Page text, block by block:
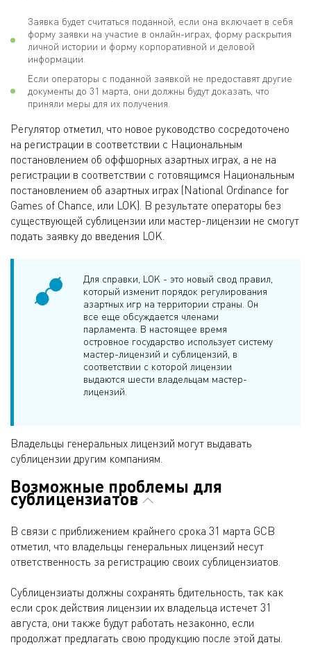
Заявка будет считаться поданной, если она включает в себя
форму заявки на участие в онлайн-играх, форму раскрытия
личной истории и форму корпоративной и деловой
информации.
Если операторы с поданной заявкой не предоставят другие
документы до 31 марта, они должны будут доказать, что
приняли меры для их получения.
Регулятор отметил, что новое руководство сосредоточено
на регистрации в соответствии с Национальным
постановлением об оффшорных азартных играх, а не на
регистрации в соответствии с готовящимся Национальным
постановлением об азартных играх (National Ordinance for
Games of Chance, или LOK). В результате операторы без
существующей сублицензии или мастер-лицензии не смогут
подать заявку до введения LOK.
Для справки, LOK - это новый свод правил,
который изменит порядок регулирования
азартных игр на территории страны. Он
все еще обсуждается членами
парламента. В настоящее время
островное государство использует систему
мастер-лицензий и сублицензий, в
соответствии с которой лицензии
выдаются шести владельцам мастер-
лицензий.
Владельцы генеральных лицензий могут выдавать
сублицензии другим компаниям.
Возможные проблемы для
сублицензиатов
В связи с приближением крайнего срока 31 марта GCB
отметил, что владельцы генеральных лицензий несут
ответственность за регистрацию своих сублицензиатов.
Сублицензиаты должны сохранять бдительность, так как
если срок действия лицензии их владельца истечет 31
августа, они также будут работать незаконно, если
продолжат предлагать свою продукцию после этой даты.